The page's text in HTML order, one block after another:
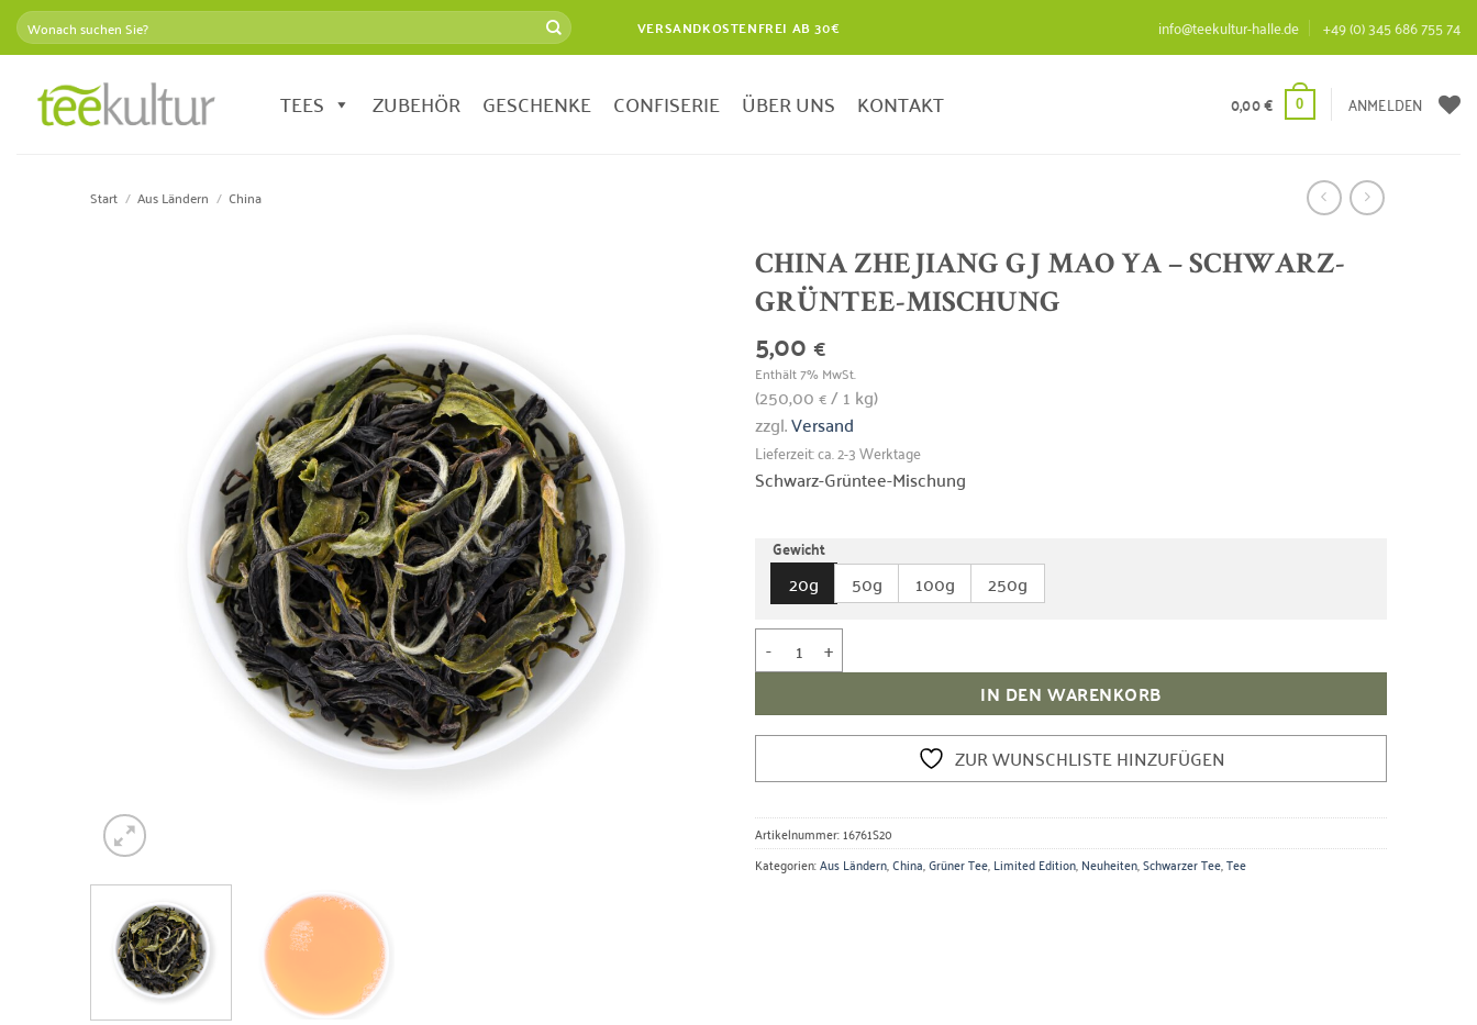
Zum
Inhalt
Suchen
nach:
VERSANDKOSTENFREI AB 30€ info@teekultur-halle.de +49 (0) 345 686 755 74
TEES ZUBEHÖR GESCHENKE CONFISERIE ÜBER UNS KONTAKT 0,00€ 0 ANMELDEN
Start / Aus Ländern / China
CHINA ZHEJIANG GJ MAO YA – SCHWARZ-
GRÜNTEE-MISCHUNG
5,00 €
Enthält 7% MwSt.
(250,00 €/ 1 kg)
zzgl.Versand
Lieferzeit: ca. 2-3 Werktage
Schwarz-Grüntee-Mischung
Gewicht
20g 50g 100g 250g
China Zhejiang GJ Mao Ya - Schwarz-Grüntee-Mischung Menge
IN DEN WARENKORB
ZUR WUNSCHLISTE HINZUFÜGEN
Artikelnummer:16761S20
Kategorien:Aus Ländern,China,Grüner Tee,Limited Edition,Neuheiten,Schwarzer Tee,Tee